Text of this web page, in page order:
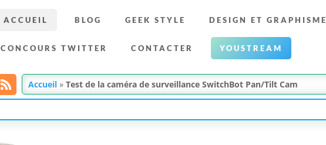
ACCUEIL BLOG GEEK STYLE DESIGN ET GRAPHISME
CONCOURS TWITTER CONTACTER YOUSTREAM
Accueil »Test de la caméra de surveillance SwitchBot Pan/Tilt Cam